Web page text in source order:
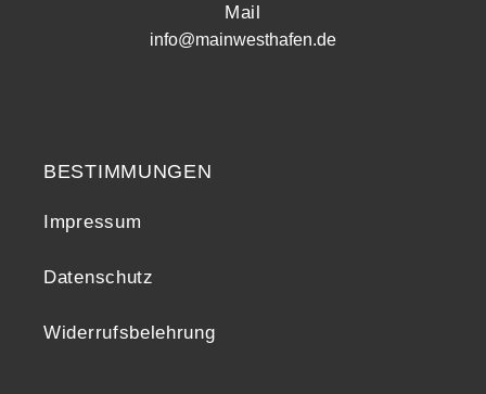
Mail
info@mainwesthafen.de
BESTIMMUNGEN
Impressum
Datenschutz
Widerrufsbelehrung